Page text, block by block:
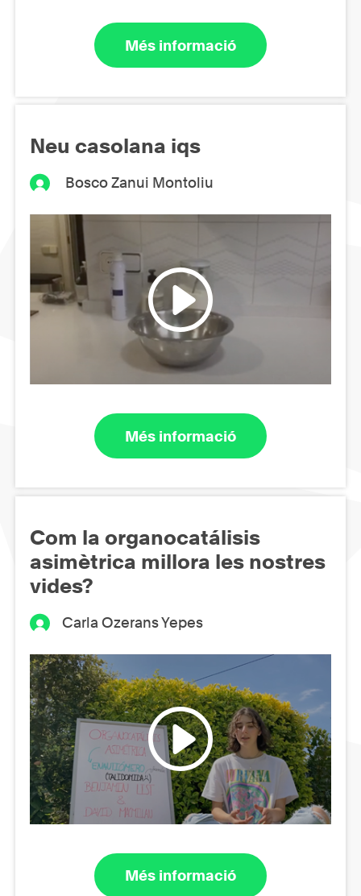
Més informació
Neu casolana iqs
Bosco Zanui Montoliu
Més informació
Com la organocatálisis
asimètrica millora les nostres
vides?
Carla Ozerans Yepes
Més informació